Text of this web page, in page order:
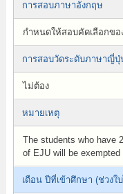
การสอบภาษาอังกฤษ
กำหนดให้สอบคัดเลือกขอ
การสอบวัดระดับภาษาญี่ปุ่
ไม่ต้อง
หมายเหตุ
The students who have
of EJU will be
เดือน ปีที่เข้าศึกษา (ช่วงใ